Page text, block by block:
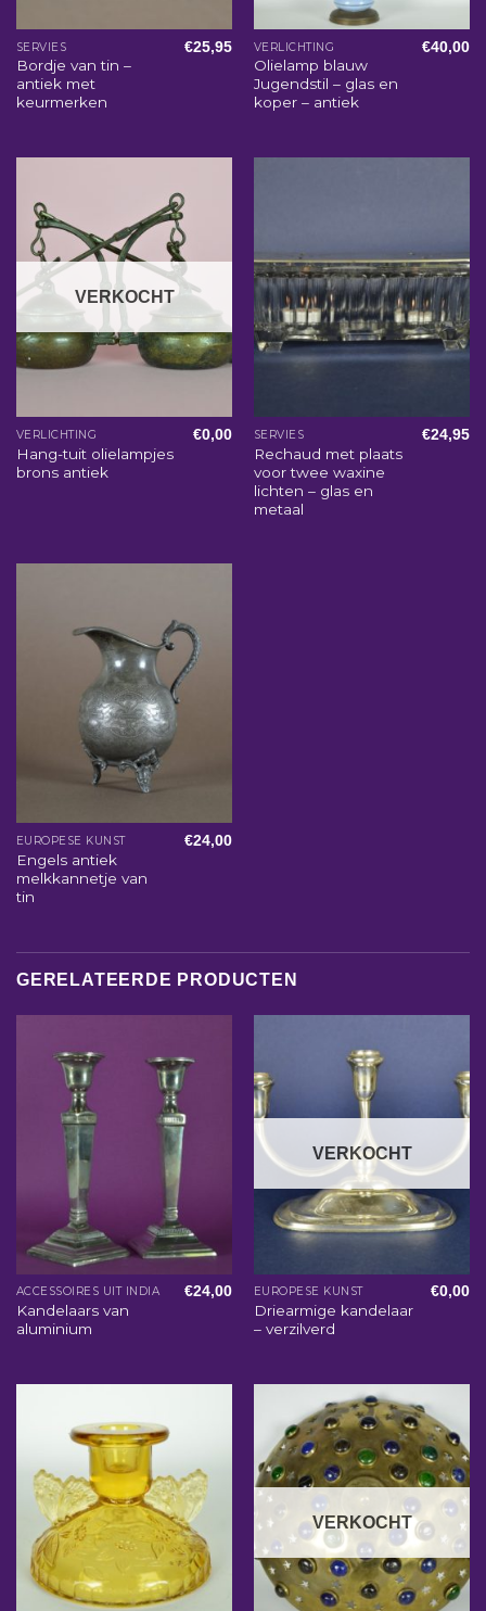
SERVIES
Bordje van tin –
antiek met
keurmerken
€25,95 VERLICHTING
Olielamp blauw
Jugendstil – glas en
koper – antiek
€40,00
VERKOCHT
VERLICHTING
Hang-tuit olielampjes
brons antiek
€0,00 SERVIES
Rechaud met plaats
voor twee waxine
lichten – glas en
metaal
€24,95
EUROPESE KUNST
Engels antiek
melkkannetje van
tin
€24,00
GERELATEERDE PRODUCTEN
ACCESSOIRES UIT INDIA
Kandelaars van
aluminium
€24,00
VERKOCHT
EUROPESE KUNST
Driearmige kandelaar
– verzilverd
€0,00
VERKOCHT